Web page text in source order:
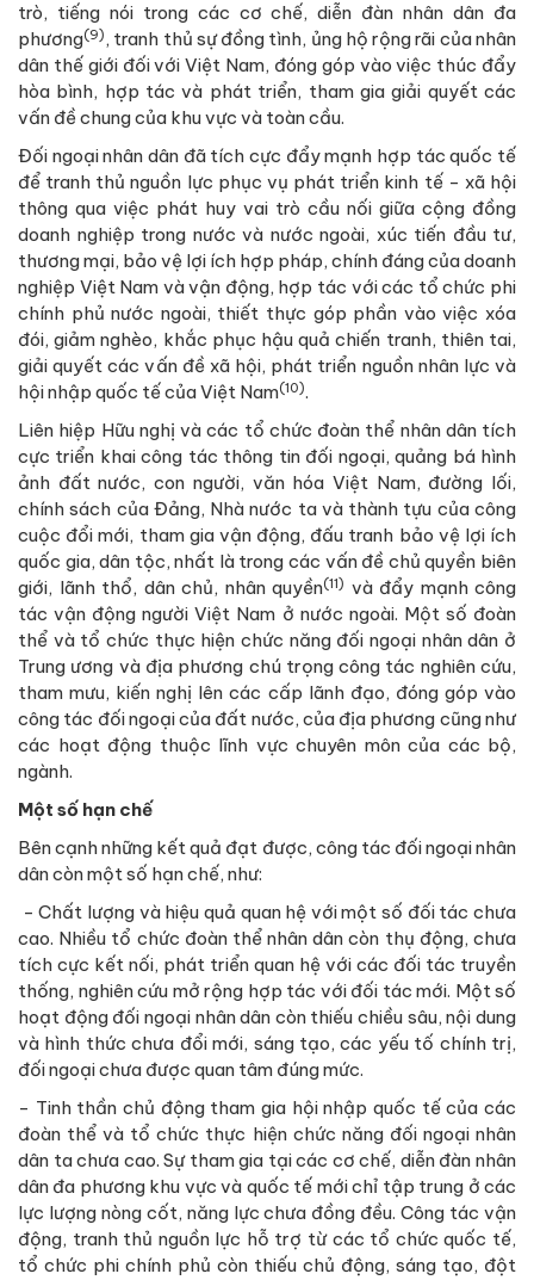
trò, tiếng nói trong các cơ chế, diễn đàn nhân dân đa
phương(9), tranh thủ sự đồng tình, ủng hộ rộng rãi của nhân
dân thế giới đối với Việt Nam, đóng góp vào việc thúc đẩy
hòa bình, hợp tác và phát triển, tham gia giải quyết các
vấn đề chung của khu vực và toàn cầu.
Đối ngoại nhân dân đã tích cực đẩy mạnh hợp tác quốc tế
để tranh thủ nguồn lực phục vụ phát triển kinh tế - xã hội
thông qua việc phát huy vai trò cầu nối giữa cộng đồng
doanh nghiệp trong nước và nước ngoài, xúc tiến đầu tư,
thương mại, bảo vệ lợi ích hợp pháp, chính đáng của doanh
nghiệp Việt Nam và vận động, hợp tác với các tổ chức phi
chính phủ nước ngoài, thiết thực góp phần vào việc xóa
đói, giảm nghèo, khắc phục hậu quả chiến tranh, thiên tai,
giải quyết các vấn đề xã hội, phát triển nguồn nhân lực và
hội nhập quốc tế của Việt Nam(10).
Liên hiệp Hữu nghị và các tổ chức đoàn thể nhân dân tích
cực triển khai công tác thông tin đối ngoại, quảng bá hình
ảnh đất nước, con người, văn hóa Việt Nam, đường lối,
chính sách của Đảng, Nhà nước ta và thành tựu của công
cuộc đổi mới, tham gia vận động, đấu tranh bảo vệ lợi ích
quốc gia, dân tộc, nhất là trong các vấn đề chủ quyền biên
giới, lãnh thổ, dân chủ, nhân quyền(11) và đẩy mạnh công
tác vận động người Việt Nam ở nước ngoài. Một số đoàn
thể và tổ chức thực hiện chức năng đối ngoại nhân dân ở
Trung ương và địa phương chú trọng công tác nghiên cứu,
tham mưu, kiến nghị lên các cấp lãnh đạo, đóng góp vào
công tác đối ngoại của đất nước, của địa phương cũng như
các hoạt động thuộc lĩnh vực chuyên môn của các bộ,
ngành.
Một số hạn chế
Bên cạnh những kết quả đạt được, công tác đối ngoại nhân
dân còn một số hạn chế, như:
- Chất lượng và hiệu quả quan hệ với một số đối tác chưa
cao. Nhiều tổ chức đoàn thể nhân dân còn thụ động, chưa
tích cực kết nối, phát triển quan hệ với các đối tác truyền
thống, nghiên cứu mở rộng hợp tác với đối tác mới. Một số
hoạt động đối ngoại nhân dân còn thiếu chiều sâu, nội dung
và hình thức chưa đổi mới, sáng tạo, các yếu tố chính trị,
đối ngoại chưa được quan tâm đúng mức.
- Tinh thần chủ động tham gia hội nhập quốc tế của các
đoàn thể và tổ chức thực hiện chức năng đối ngoại nhân
dân ta chưa cao. Sự tham gia tại các cơ chế, diễn đàn nhân
dân đa phương khu vực và quốc tế mới chỉ tập trung ở các
lực lượng nòng cốt, năng lực chưa đồng đều. Công tác vận
động, tranh thủ nguồn lực hỗ trợ từ các tổ chức quốc tế,
tổ chức phi chính phủ còn thiếu chủ động, sáng tạo, đột